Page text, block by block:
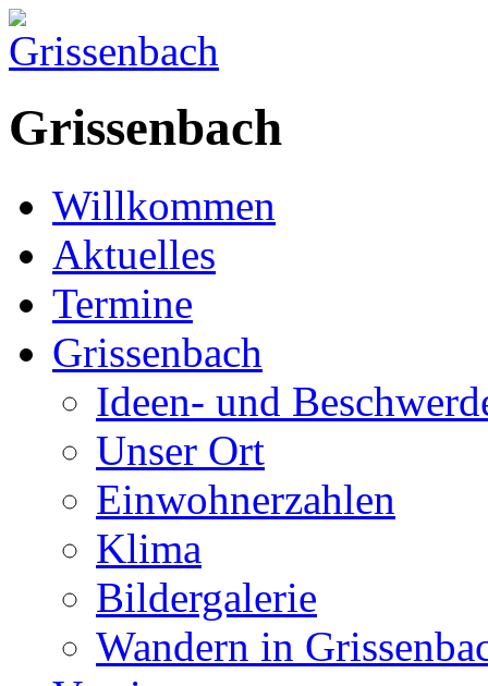
Grissenbach
Willkommen
Aktuelles
Termine
Grissenbach
Ideen- und
Unser Ort
Einwohnerzahlen
Klima
Bildergalerie
Wandern in